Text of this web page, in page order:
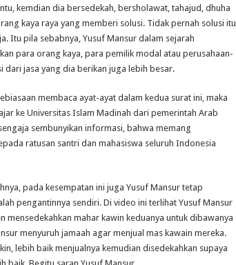
kemdian dia bersedekah, bersholawat, tahajud, dhuha
kaya raya yang memberi solusi. Tidak pernah solusi itu
Itu pila sebabnya, Yusuf Mansur dalam sejarah
para orang kaya, para pemilik modal atau perusahaan-
dari jasa yang dia berikan juga lebih besar.
membaca ayat-ayat dalam kedua surat ini, maka
ke Universitas Islam Madinah dari pemerintah Arab
sembunyikan informasi, bahwa memang
ratusan santri dan mahasiswa seluruh Indonesia
pada kesempatan ini juga Yusuf Mansur tetap
pengantinnya sendiri. Di video ini terlihat Yusuf Mansur
mahar kawin keduanya untuk dibawanya
menyuruh jamaah agar menjual mas kawain mereka.
lebih baik menjualnya kemudian disedekahkan supaya